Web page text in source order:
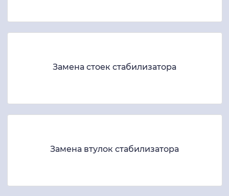
Замена стоек стабилизатора
Замена втулок стабилизатора